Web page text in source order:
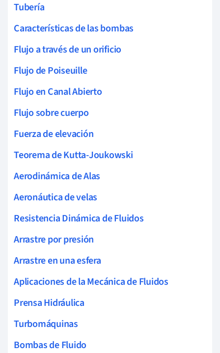
Tubería
Características de las bombas
Flujo a través de un orificio
Flujo de Poiseuille
Flujo en Canal Abierto
Flujo sobre cuerpo
Fuerza de elevación
Teorema de Kutta-Joukowski
Aerodinámica de Alas
Aeronáutica de velas
Resistencia Dinámica de Fluidos
Arrastre por presión
Arrastre en una esfera
Aplicaciones de la Mecánica de Fluidos
Prensa Hidráulica
Turbomáquinas
Bombas de Fluido